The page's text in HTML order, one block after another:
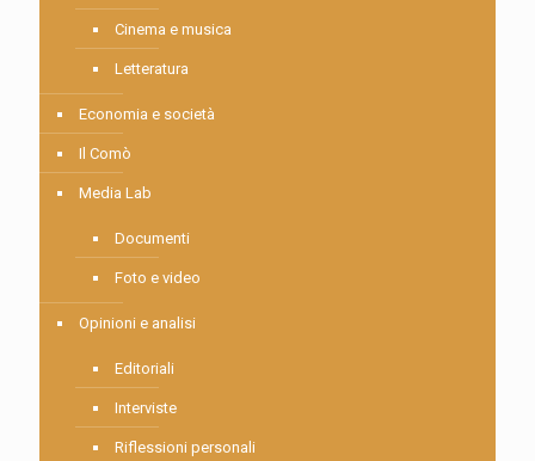
Cinema e musica
Letteratura
Economia e società
Il Comò
Media Lab
Documenti
Foto e video
Opinioni e analisi
Editoriali
Interviste
Riflessioni personali